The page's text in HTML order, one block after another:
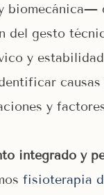
biomecánica—
del gesto
y
causas
y
integrado y
fisioterapia